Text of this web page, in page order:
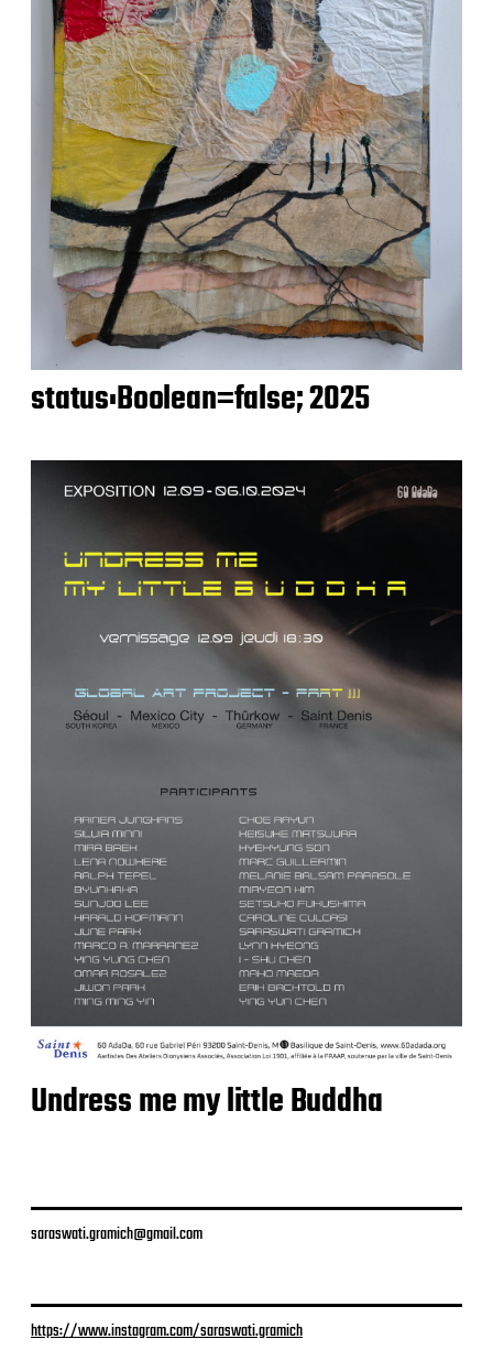
status:Boolean=false; 2025
Undress me my little Buddha
saraswati.gramich@gmail.com
https://www.instagram.com/saraswati.gramich